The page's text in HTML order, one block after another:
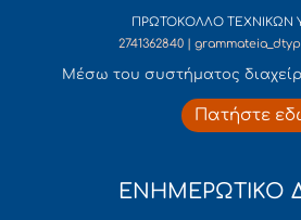
ΠΡΩΤΟΚΟΛΛΟ ΤΕΧΝΙΚΩΝ
2741362840 |
Mέσω του συστήματος
Πατήστε
ΕΝΗΜΕΡΩΤΙΚΟ